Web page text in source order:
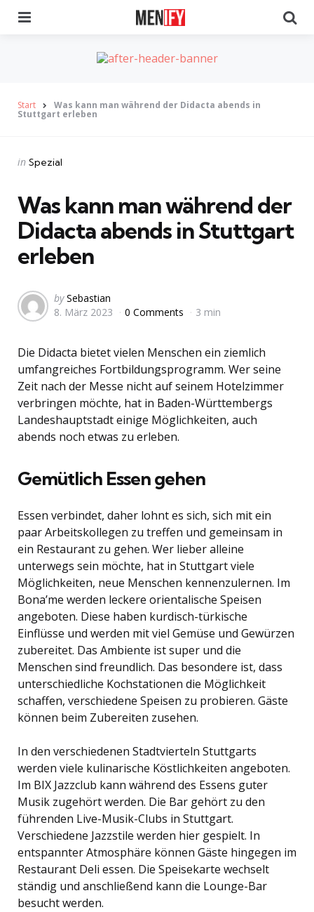
Start Was kann man während der Didacta abends in
Stuttgart erleben
Categories
Posted
in Spezial
Was kann man während der
Didacta abends in Stuttgart
erleben
Posted
by
by Sebastian
8. März 2023
0 Comments 3 min
Die Didacta bietet vielen Menschen ein ziemlich
umfangreiches Fortbildungsprogramm. Wer seine
Zeit nach der Messe nicht auf seinem Hotelzimmer
verbringen möchte, hat in Baden-Württembergs
Landeshauptstadt einige Möglichkeiten, auch
abends noch etwas zu erleben.
Gemütlich Essen gehen
Essen verbindet, daher lohnt es sich, sich mit ein
paar Arbeitskollegen zu treffen und gemeinsam in
ein Restaurant zu gehen. Wer lieber alleine
unterwegs sein möchte, hat in Stuttgart viele
Möglichkeiten, neue Menschen kennenzulernen. Im
Bona’me werden leckere orientalische Speisen
angeboten. Diese haben kurdisch-türkische
Einflüsse und werden mit viel Gemüse und Gewürzen
zubereitet. Das Ambiente ist super und die
Menschen sind freundlich. Das besondere ist, dass
unterschiedliche Kochstationen die Möglichkeit
schaffen, verschiedene Speisen zu probieren. Gäste
können beim Zubereiten zusehen.
In den verschiedenen Stadtvierteln Stuttgarts
werden viele kulinarische Köstlichkeiten angeboten.
Im BIX Jazzclub kann während des Essens guter
Musik zugehört werden. Die Bar gehört zu den
führenden Live-Musik-Clubs in Stuttgart.
Verschiedene Jazzstile werden hier gespielt. In
entspannter Atmosphäre können Gäste hingegen im
Restaurant Deli essen. Die Speisekarte wechselt
ständig und anschließend kann die Lounge-Bar
besucht werden.